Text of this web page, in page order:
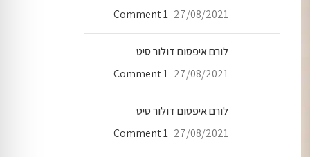
27/08/2021
1 Comment
לורם איפסום דולור סיט
27/08/2021
1 Comment
לורם איפסום דולור סיט
27/08/2021
1 Comment